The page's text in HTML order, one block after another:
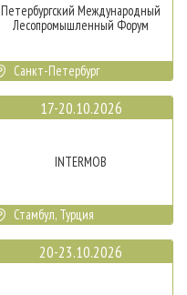
Петербургский Международный
Лесопромышленный Форум
Санкт-Петербург
17-20.10.2026
INTERMOB
Стамбул, Турция
20-23.10.2026